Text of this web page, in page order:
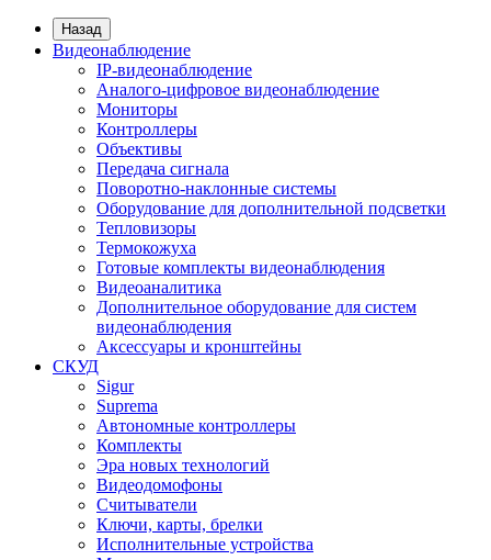
Назад
Видеонаблюдение
IP-видеонаблюдение
Аналого-цифровое видеонаблюдение
Мониторы
Контроллеры
Объективы
Передача сигнала
Поворотно-наклонные системы
Оборудование для дополнительной подсветки
Тепловизоры
Термокожуха
Готовые комплекты видеонаблюдения
Видеоаналитика
Дополнительное оборудование для систем
видеонаблюдения
Аксессуары и кронштейны
СКУД
Sigur
Suprema
Автономные контроллеры
Комплекты
Эра новых технологий
Видеодомофоны
Считыватели
Ключи, карты, брелки
Исполнительные устройства